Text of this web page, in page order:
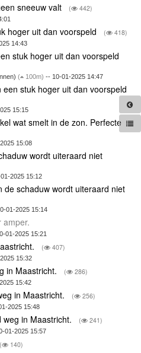
sneeuw valt ( 442)
hoger uit dan voorspeld ( 418)
14:43
stuk hoger uit dan voorspeld
( 100m) -- 10-01-2025 14:47
stuk hoger uit dan voorspeld
15:15
wat smelt in de zon. Perfecte
15:08
wordt uiteraard niet
2025 15:12
de schaduw wordt uiteraard niet
01-2025 15:14
01-2025 15:21
( 407)
15:32
in Maastricht. ( 286)
15:42
in Maastricht. ( 256)
2025 15:48
weg in Maastricht. ( 241)
01-2025 15:57
( 140)